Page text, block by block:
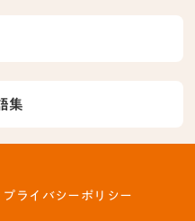
集
プライバシーポリシー